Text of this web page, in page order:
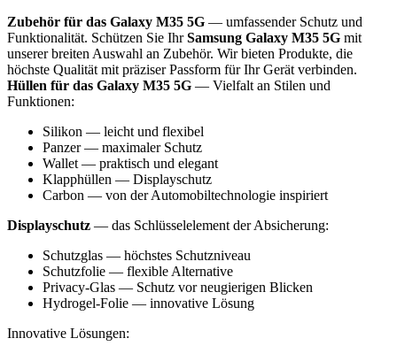
Zubehör für das Galaxy M35 5G — umfassender Schutz und
Funktionalität. Schützen Sie IhrSamsung Galaxy M35 5G mit
unserer breiten Auswahl an Zubehör. Wir bieten Produkte, die
höchste Qualität mit präziser Passform für Ihr Gerät verbinden.
Hüllen für das Galaxy M35 5G — Vielfalt an Stilen und
Funktionen:
Silikon — leicht und flexibel
Panzer — maximaler Schutz
Wallet — praktisch und elegant
Klapphüllen — Displayschutz
Carbon — von der Automobiltechnologie inspiriert
Displayschutz — das Schlüsselelement der Absicherung:
Schutzglas — höchstes Schutzniveau
Schutzfolie — flexible Alternative
Privacy-Glas — Schutz vor neugierigen Blicken
Hydrogel-Folie — innovative Lösung
Innovative Lösungen: